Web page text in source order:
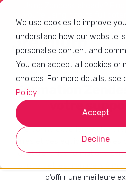
We use cookies to improve
understand how our website
personalise content and
You can accept all cookies or
choices. For more details, see
Policy.
Accept
Decline
Formation Zendesk : améliorez
votre
Une bonne expérience client
claires et des équipes capables
quotidien. Nos formations
support et les managers à
d’offrir une meilleure